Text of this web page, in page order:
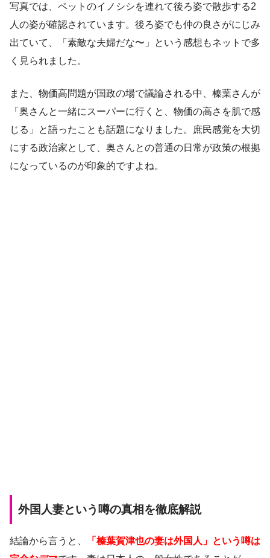
写真では、ペットのイノシシを連れて後ろ姿で散歩する2
人の姿が確認されています。後ろ姿でも仲の良さがにじみ
出ていて、「素敵な夫婦だな〜」という感想もネットで多
く見られました。
また、物価高問題が国政の場で議論される中、榛葉さんが
「奥さんと一緒にスーパーに行くと、物価の高さを肌で感
じる」と語ったことも話題になりました。庶民感覚を大切
にする政治家として、奥さんとの普通の日常が政策の根拠
になっているのが印象的ですよね。
外国人妻という噂の真相を徹底解説
結論から言うと、
「榛葉賀津也の妻は外国人」という噂は